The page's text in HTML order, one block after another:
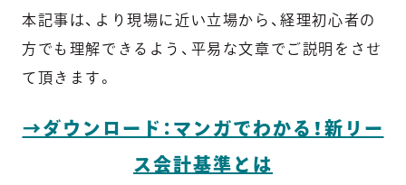
本記事は、より現場に近い立場から、経理初心者の
方でも理解できるよう、平易な文章でご説明をさせ
て頂きます。
→ダウンロード：マンガでわかる！新リー
ス会計基準とは